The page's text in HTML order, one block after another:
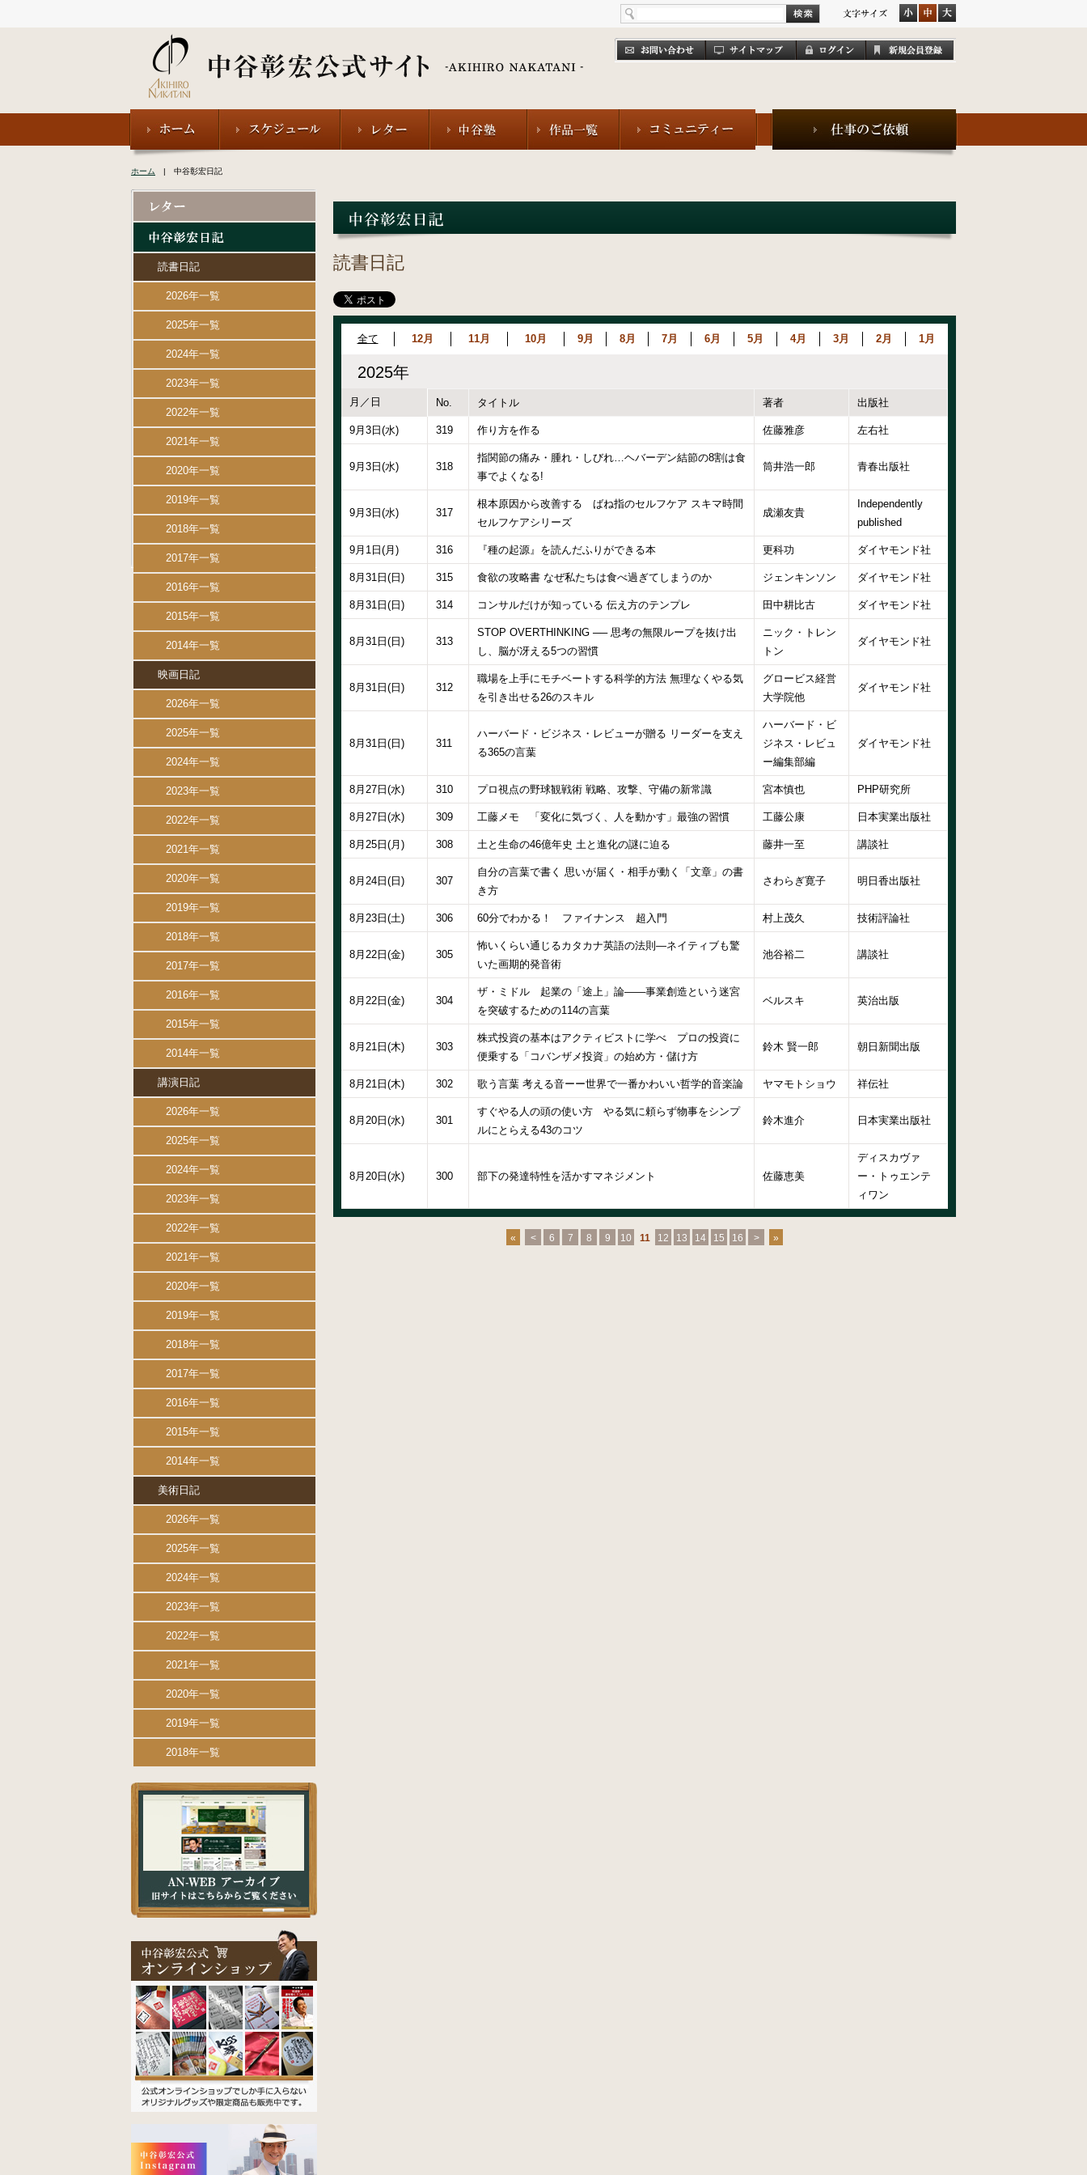
ホーム | 中谷彰宏日記
読書日記
全て 12月 11月 10月 9月 8月 7月 6月 5月 4月 3月 2月 1月
2025年
月／日 No. タイトル 著者 出版社
9月3日(水) 319 作り方を作る 佐藤雅彦 左右社
9月3日(水) 318
指関節の痛み・腫れ・しびれ…ヘバーデン結節の8割は食
事でよくなる!
筒井浩一郎 青春出版社
9月3日(水) 317
根本原因から改善する ばね指のセルフケア スキマ時間
セルフケアシリーズ
成瀬友貴
Independently
published
9月1日(月) 316 『種の起源』を読んだふりができる本 更科功 ダイヤモンド社
8月31日(日) 315 食欲の攻略書 なぜ私たちは食べ過ぎてしまうのか ジェンキンソン ダイヤモンド社
8月31日(日) 314 コンサルだけが知っている 伝え方のテンプレ 田中耕比古 ダイヤモンド社
8月31日(日) 313
STOP OVERTHINKING ── 思考の無限ループを抜け出
し、脳が冴える5つの習慣
ニック・トレン
トン
ダイヤモンド社
8月31日(日) 312
職場を上手にモチベートする科学的方法 無理なくやる気
を引き出せる26のスキル
グロービス経営
大学院他
ダイヤモンド社
8月31日(日) 311
ハーバード・ビジネス・レビューが贈る リーダーを支え
る365の言葉
ハーバード・ビ
ジネス・レビュ
ー編集部編
ダイヤモンド社
8月27日(水) 310 プロ視点の野球観戦術 戦略、攻撃、守備の新常識 宮本慎也 PHP研究所
8月27日(水) 309 工藤メモ 「変化に気づく、人を動かす」最強の習慣 工藤公康 日本実業出版社
8月25日(月) 308 土と生命の46億年史 土と進化の謎に迫る 藤井一至 講談社
8月24日(日) 307
自分の言葉で書く 思いが届く・相手が動く「文章」の書
き方
さわらぎ寛子 明日香出版社
8月23日(土) 306 60分でわかる！ ファイナンス 超入門 村上茂久 技術評論社
8月22日(金) 305
怖いくらい通じるカタカナ英語の法則―ネイティブも驚
いた画期的発音術
池谷裕二 講談社
8月22日(金) 304
ザ・ミドル 起業の「途上」論――事業創造という迷宮
を突破するための114の言葉
ベルスキ 英治出版
8月21日(木) 303
株式投資の基本はアクティビストに学べ プロの投資に
便乗する「コバンザメ投資」の始め方・儲け方
鈴木 賢一郎 朝日新聞出版
8月21日(木) 302 歌う言葉 考える音ーー世界で一番かわいい哲学的音楽論 ヤマモトショウ 祥伝社
8月20日(水) 301
すぐやる人の頭の使い方 やる気に頼らず物事をシンプ
ルにとらえる43のコツ
鈴木進介 日本実業出版社
8月20日(水) 300 部下の発達特性を活かすマネジメント 佐藤恵美
ディスカヴァ
ー・トゥエンテ
ィワン
« < 6 7 8 9 10 11 12 13 14 15 16 > »
読書日記
2026年一覧
2025年一覧
2024年一覧
2023年一覧
2022年一覧
2021年一覧
2020年一覧
2019年一覧
2018年一覧
2017年一覧
2016年一覧
2015年一覧
2014年一覧
映画日記
2026年一覧
2025年一覧
2024年一覧
2023年一覧
2022年一覧
2021年一覧
2020年一覧
2019年一覧
2018年一覧
2017年一覧
2016年一覧
2015年一覧
2014年一覧
講演日記
2026年一覧
2025年一覧
2024年一覧
2023年一覧
2022年一覧
2021年一覧
2020年一覧
2019年一覧
2018年一覧
2017年一覧
2016年一覧
2015年一覧
2014年一覧
美術日記
2026年一覧
2025年一覧
2024年一覧
2023年一覧
2022年一覧
2021年一覧
2020年一覧
2019年一覧
2018年一覧